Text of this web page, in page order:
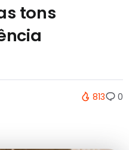
tons
813 0